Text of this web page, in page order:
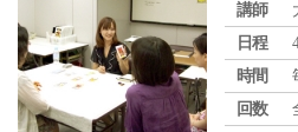
講師
日程
時間
回数